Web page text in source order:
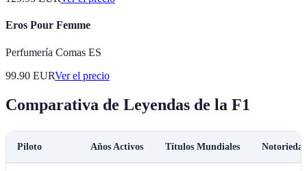
Eros Pour Femme
Perfumería Comas ES
99.90 EURVer el precio
Comparativa de Leyendas de la F1
Piloto Años Activos Títulos Mundiales